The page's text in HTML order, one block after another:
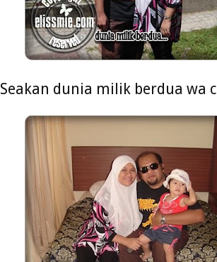
Seakan dunia milik berdua wa